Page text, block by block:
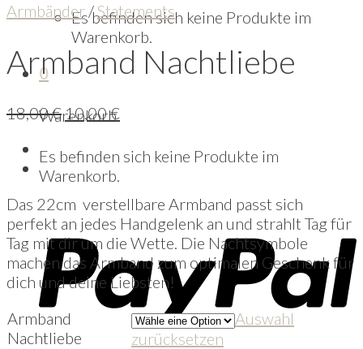
Es befinden sich keine Produkte im
Warenkorb.
0
Warenkorb
Es befinden sich keine Produkte im
Warenkorb.
Armbänder /Statements
Armband Nachtliebe
18,00€10,00€
Das 22cm verstellbare Armband passt sich
perfekt an jedes Handgelenk an und strahlt Tag für
Tag mit dir um die Wette. Die Nachtsymbole
machen das Armband zum optimalen Geschenk für
dich und deine Liebsten!
Armband
Nachtliebe
Auswahl
zurücksetzen